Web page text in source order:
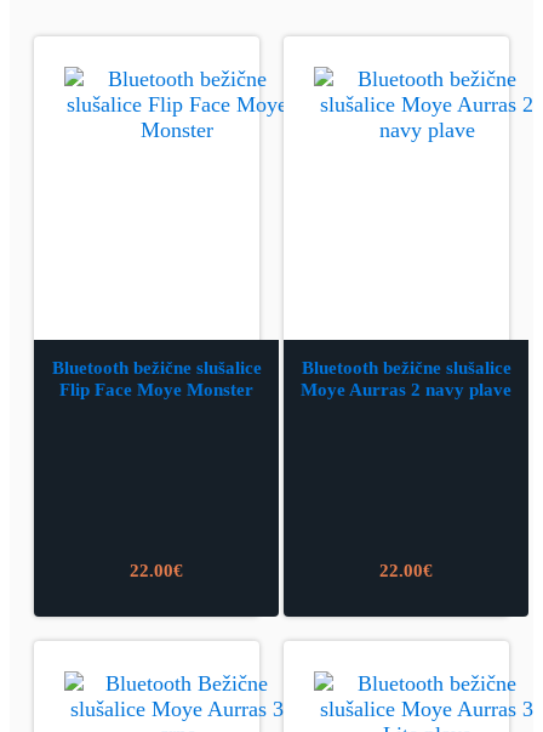
Bluetooth bežične slušalice
Flip Face Moye Monster
22.00€
Bluetooth bežične slušalice
Moye Aurras 2 navy plave
22.00€